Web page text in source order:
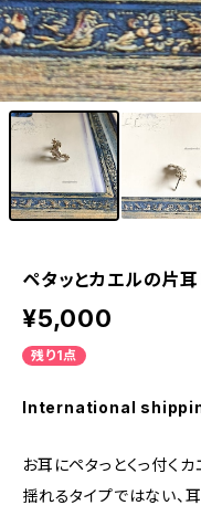
ペタッとカエルの片
¥5,000
残り1点
International
お耳にペタっとくっ付くカ
揺れるタイプではない、